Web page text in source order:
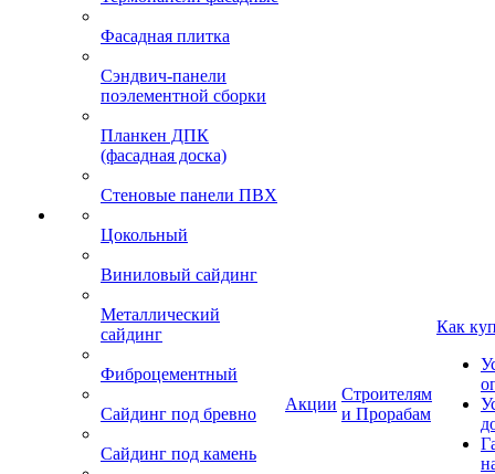
Фасадная плитка
Сэндвич-панели
поэлементной сборки
Планкен ДПК
(фасадная доска)
Стеновые панели ПВХ
Цокольный
Виниловый сайдинг
Металлический
сайдинг
Фиброцементный
Сайдинг под бревно
Сайдинг под камень
Акции
Строителям
и Прорабам
Как